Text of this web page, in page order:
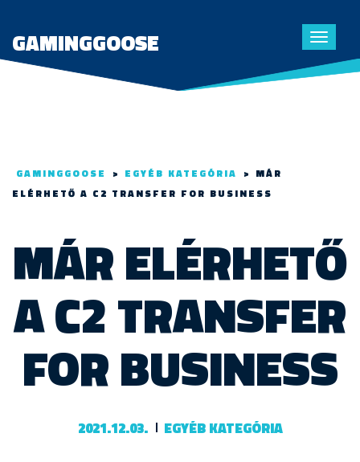
Toggle
GAMINGGOOSE
GAMINGGOOSE > EGYÉB KATEGÓRIA > MÁR
ELÉRHETŐ A C2 TRANSFER FOR BUSINESS
MÁR ELÉRHETŐ
A C2 TRANSFER
FOR BUSINESS
2021.12.03. EGYÉB KATEGÓRIA